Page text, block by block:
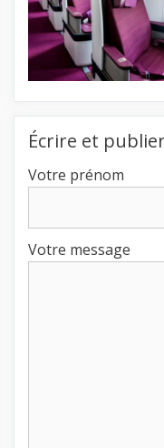
Écrire et
Votre prénom
Votre message